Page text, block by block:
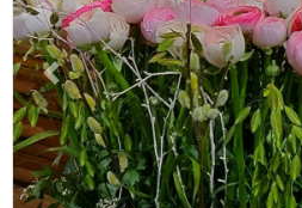
Previous